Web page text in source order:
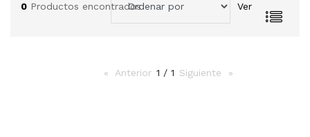
0 Productos encontrados Ver
Anterior page
1 / 1 Siguiente page